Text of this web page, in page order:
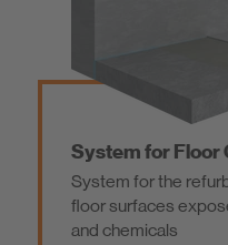
System for Floor
System for the
floor surfaces
and chemicals